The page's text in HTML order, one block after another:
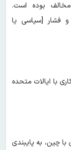
بوده است.
و فشار [سیاسی یا
با ایالات متحده
با چین، به پایبندی